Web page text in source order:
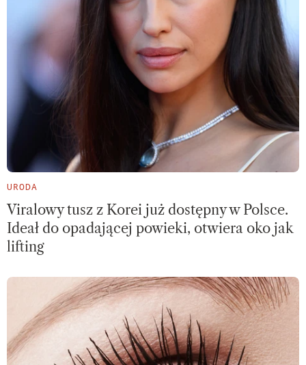
URODA
Viralowy tusz z Korei już dostępny w Polsce.
Ideał do opadającej powieki, otwiera oko jak
lifting